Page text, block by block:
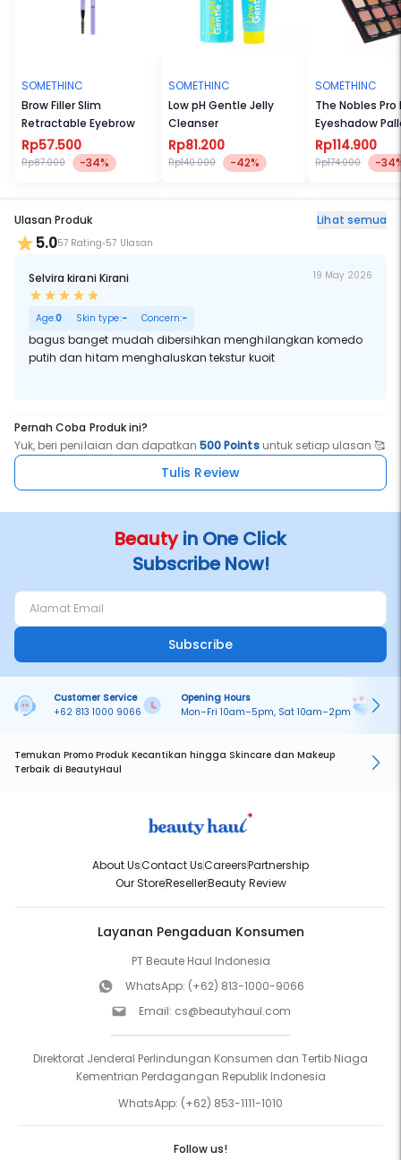
SOMETHINC
Brow Filler Slim
Retractable Eyebrow
Rp57.500
Rp87.000 -34%
SOMETHINC
Low pH Gentle Jelly
Cleanser
Rp81.200
Rp140.000 -42%
SOMETHINC
The Nobles Pro
Eyeshadow
Rp114.900
Rp174.000 -
Ulasan Produk Lihat semua
5.057 Rating 57 Ulasan
Selvira kirani Kirani 19 May 2026
Age:0 Skin type:- Concern:-
bagus banget mudah dibersihkan menghilangkan komedo
putih dan hitam menghaluskan tekstur kuoit
Pernah Coba Produk ini?
Yuk, beri penilaian dan dapatkan500 Pointsuntuk setiap ulasan 🥰
Tulis Review
Beautyin One Click
Subscribe Now!
Subscribe
Customer Service
+62 813 1000 9066
Opening Hours
Mon–Fri 10am–5pm, Sat 10am–2pm
Temukan Promo Produk Kecantikan hingga Skincare dan Makeup
Terbaik di BeautyHaul
About UsContact UsCareersPartnership
Our StoreResellerBeauty Review
Layanan Pengaduan Konsumen
PT Beaute Haul Indonesia
WhatsApp: (+62) 813-1000-9066
Email: cs@beautyhaul.com
Direktorat Jenderal Perlindungan Konsumen dan Tertib Niaga
Kementrian Perdagangan Republik Indonesia
WhatsApp: (+62) 853-1111-1010
Follow us!